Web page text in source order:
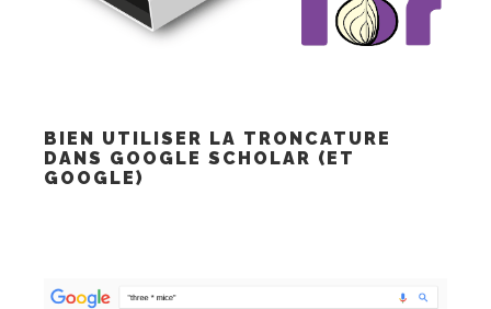
BIEN UTILISER LA TRONCATURE
DANS GOOGLE SCHOLAR (ET
GOOGLE)